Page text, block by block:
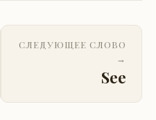
СЛЕДУЮЩЕЕ СЛОВО
→
See